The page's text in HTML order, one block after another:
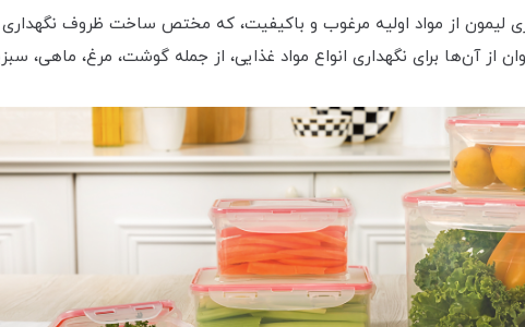
مستطیلی 1/6 لیتری لیمون از مواد اولیه مرغوب و باکیفیت، که مختص ساخت
آن‌ها برای نگهداری انواع مواد غذایی، از جمله گوشت، مرغ، ماهی،